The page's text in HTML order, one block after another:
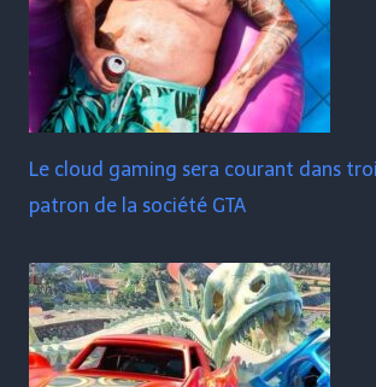
Le cloud gaming sera courant dans
patron de la société GTA